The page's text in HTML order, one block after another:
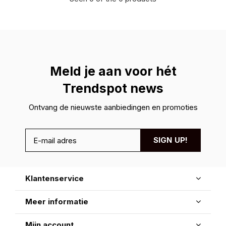
Meld je aan voor hét
Trendspot news
Ontvang de nieuwste aanbiedingen en promoties
SIGN UP!
Klantenservice
Meer informatie